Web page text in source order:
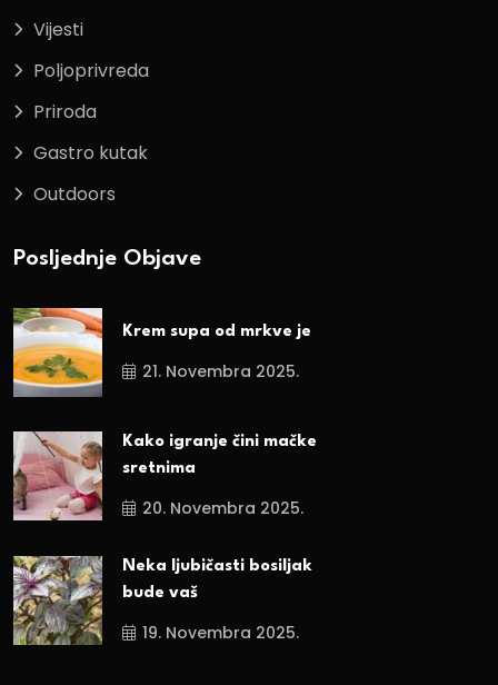
Vijesti
Poljoprivreda
Priroda
Gastro kutak
Outdoors
Posljednje Objave
Krem supa od mrkve je
21. Novembra 2025.
Kako igranje čini mačke
sretnima
20. Novembra 2025.
Neka ljubičasti bosiljak
bude vaš
19. Novembra 2025.